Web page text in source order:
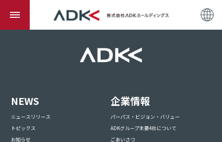
NEWS
ニュースリリース
トピックス
お知らせ
企業情報
パーパス・ビジョン・バリュー
ADKグループ主要4社について
ごあいさつ